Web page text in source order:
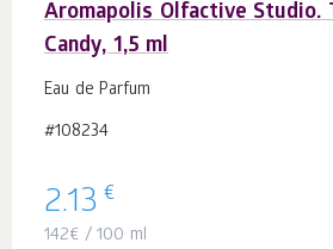
Aromapolis Olfactive Studio.
Candy, 1,5 ml
Eau de Parfum
#108234
2.13 €
142€ / 100 ml